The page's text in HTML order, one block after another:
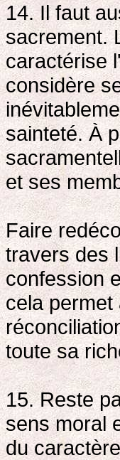
14. Il faut
sacrement.
caractérise
considère
sainteté. À
et ses
Faire
travers des
confession
cela permet
toute sa
15. Reste
sens moral
du